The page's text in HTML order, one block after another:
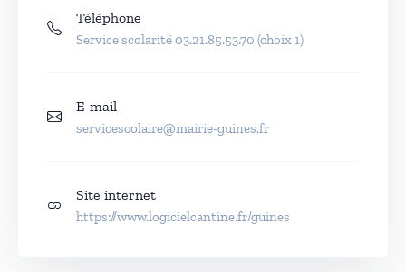
Téléphone
Service scolarité 03.21.85.53.70 (choix 1)
E-mail
servicescolaire@mairie-guines.fr
Site internet
https://www.logicielcantine.fr/guines